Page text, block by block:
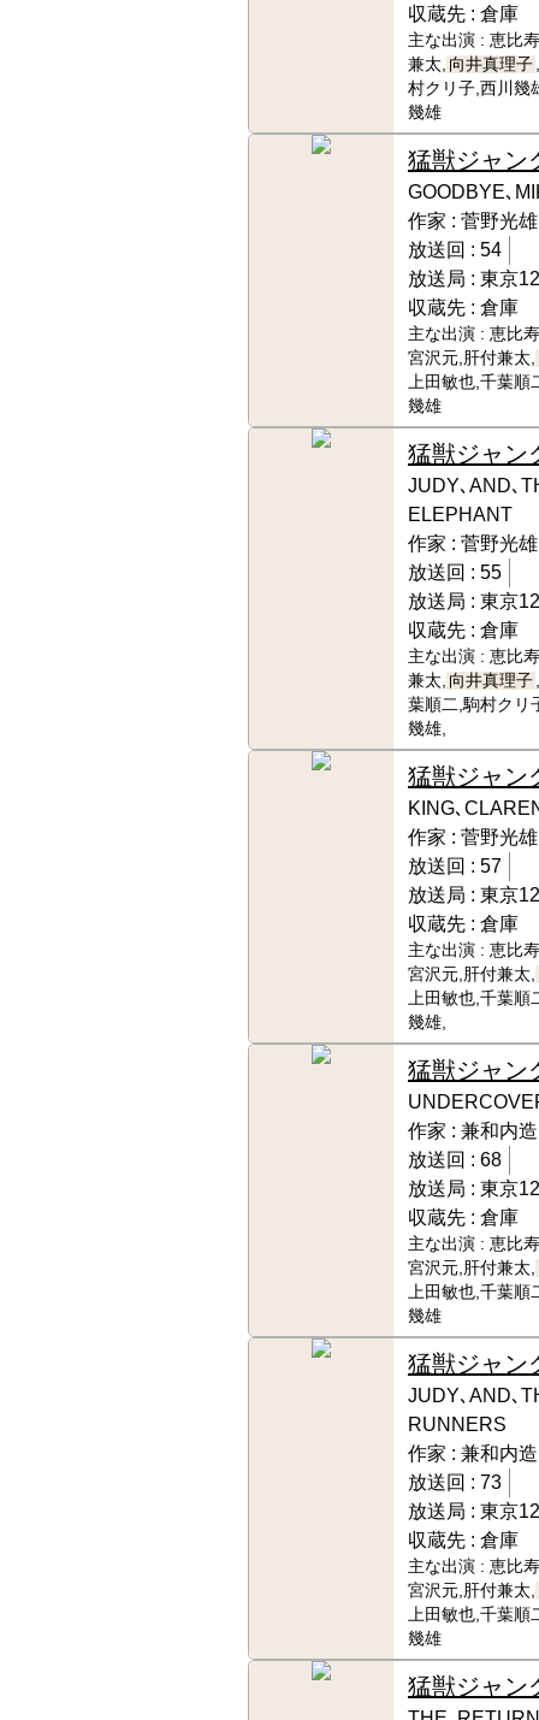
収蔵先 : 倉庫
主な出演 : 恵比
兼太, 向井真理子
村クリ子,西川幾
幾雄
猛獣ジャン
GOODBYE､
作家 : 菅野光
放送回 : 54
放送局 : 東京
収蔵先 : 倉庫
主な出演 : 恵比
宮沢元,肝付兼太,
上田敏也,千葉
幾雄
猛獣ジャン
JUDY､AND､
ELEPHANT
作家 : 菅野光
放送回 : 55
放送局 : 東京
収蔵先 : 倉庫
主な出演 : 恵比
兼太, 向井真理子
葉順二,駒村クリ
幾雄,
猛獣ジャン
KING､
作家 : 菅野光
放送回 : 57
放送局 : 東京
収蔵先 : 倉庫
主な出演 : 恵比
宮沢元,肝付兼太,
上田敏也,千葉
幾雄,
猛獣ジャン
作家 : 兼和内
放送回 : 68
放送局 : 東京
収蔵先 : 倉庫
主な出演 : 恵比
宮沢元,肝付兼太,
上田敏也,千葉
幾雄
猛獣ジャン
JUDY､AND､
RUNNERS
作家 : 兼和内
放送回 : 73
放送局 : 東京
収蔵先 : 倉庫
主な出演 : 恵比
宮沢元,肝付兼太,
上田敏也,千葉
幾雄
猛獣ジャン